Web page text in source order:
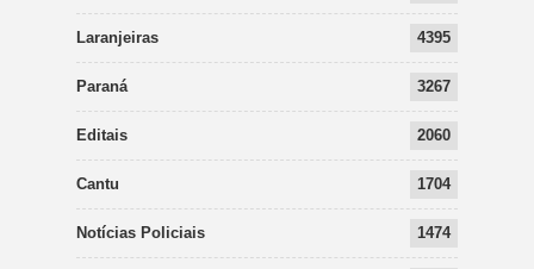
Laranjeiras 4395
Paraná 3267
Editais 2060
Cantu 1704
Notícias Policiais 1474